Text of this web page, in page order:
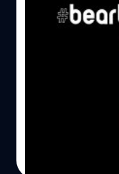
ได้ยินกันอยู่ตอนนี้
ใคร คงต้องย้อน
ครั้งแรกโดย
สัญชาติอังกฤษผู้
ยุคสมัยใหม่เ
ARM ในเครื่
จบไปสด ๆ ร้อน ๆ
งานมีอะไรที่น่าสน
macOS 11 Big
มากมาย Apple ป
ตัวเองในชื่อ
Apple A series ใ
เช่น MacBook
|